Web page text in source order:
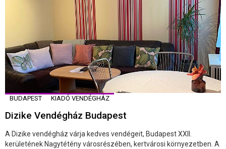
BUDAPEST KIADÓ VENDÉGHÁZ
Dizike Vendégház Budapest
A Dizike vendégház várja kedves vendégeit, Budapest XXII.
kerületének Nagytétény városrészében, kertvárosi környezetben. A